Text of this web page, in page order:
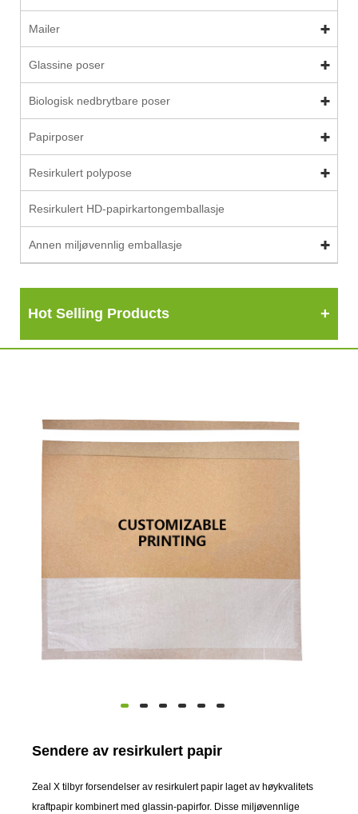
Mailer
Glassine poser
Biologisk nedbrytbare poser
Papirposer
Resirkulert polypose
Resirkulert HD-papirkartongemballasje
Annen miljøvennlig emballasje
Hot Selling Products
Sendere av resirkulert papir
Zeal X tilbyr forsendelser av resirkulert papir laget av høykvalitets
kraftpapir kombinert med glassin-papirfor. Disse miljøvennlige